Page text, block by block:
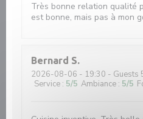
Très bonne relation qualité
est bonne, mais pas à mon
Bernard S
2026-08-06 - 19:30 - Guests
Service : 5/5 Ambiance : 5/5